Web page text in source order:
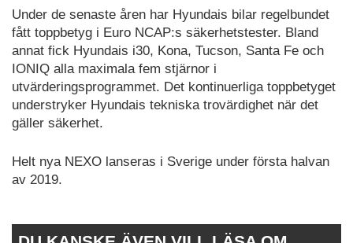
Under de senaste åren har Hyundais bilar regelbundet
fått toppbetyg i Euro NCAP:s säkerhetstester. Bland
annat fick Hyundais i30, Kona, Tucson, Santa Fe och
IONIQ alla maximala fem stjärnor i
utvärderingsprogrammet. Det kontinuerliga toppbetyget
understryker Hyundais tekniska trovärdighet när det
gäller säkerhet.
Helt nya NEXO lanseras i Sverige under första halvan
av 2019.